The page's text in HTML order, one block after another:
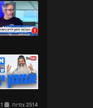
2514 צפיות